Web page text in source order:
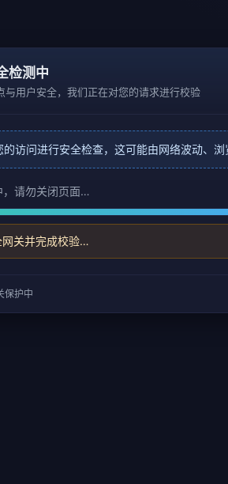
检测中
与用户安全，我们正在对您的请求进行校验
的访问进行安全检查，这可能由网络波动、浏
，请勿关闭页面…
网关并完成校验…
保护中